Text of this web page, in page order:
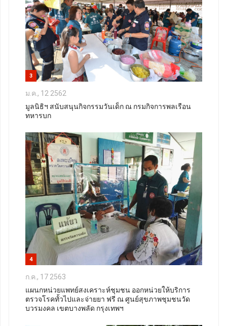
3
ม.ค., 12 2562
มูลนิธิฯ สนับสนุนกิจกรรมวันเด็ก ณ กรมกิจการพลเรือน
ทหารบก
4
ก.ค., 17 2563
แผนกหน่วยแพทย์สงเคราะห์ชุมชน ออกหน่วยให้บริการ
ตรวจโรคทั้วไปและจ่ายยา ฟรี ณ ศูนย์สุขภาพชุมชนวัด
บวรมงคล เขตบางพลัด กรุงเทพฯ